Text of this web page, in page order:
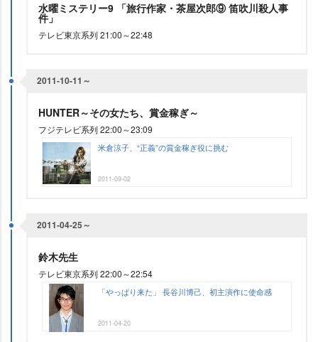
水曜ミステリー9 「旅行作家・茶屋次郎⑨ 笛吹川殺人事
件」
テレビ東京系列 21:00～22:48
2011-10-11～
HUNTER～その女たち、賞金稼ぎ～
フジテレビ系列 22:00～23:09
米倉涼子、“正義”の賞金稼ぎ役に挑む
2011-09-02
2011-04-25～
鈴木先生
テレビ東京系列 22:00～22:54
「やっぱり来た」 長谷川博己、初主演作に使命感
2011-04-20